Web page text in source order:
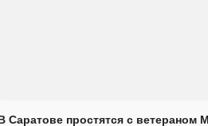
Саратове простятся с